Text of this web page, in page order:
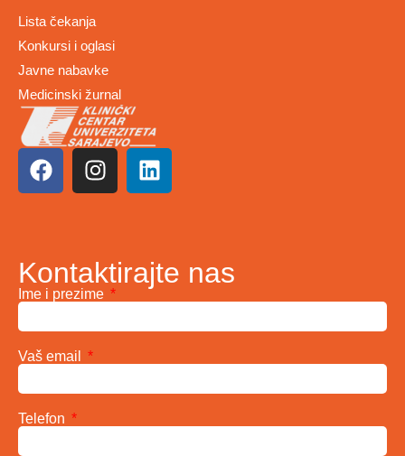
Lista čekanja
Konkursi i oglasi
Javne nabavke
Medicinski žurnal
Kontaktirajte nas
Ime i prezime
Vaš email
Telefon